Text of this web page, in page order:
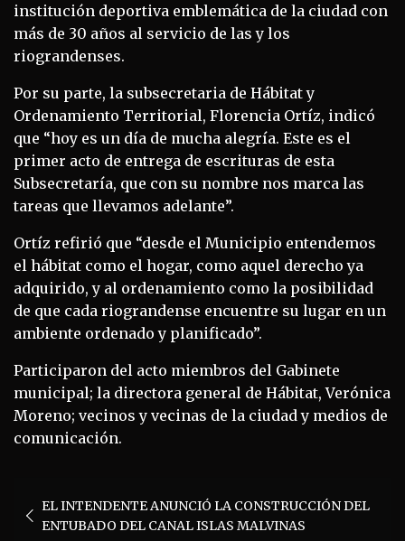
institución deportiva emblemática de la ciudad con
más de 30 años al servicio de las y los
riograndenses.
Por su parte, la subsecretaria de Hábitat y
Ordenamiento Territorial, Florencia Ortíz, indicó
que “hoy es un día de mucha alegría. Este es el
primer acto de entrega de escrituras de esta
Subsecretaría, que con su nombre nos marca las
tareas que llevamos adelante”.
Ortíz refirió que “desde el Municipio entendemos
el hábitat como el hogar, como aquel derecho ya
adquirido, y al ordenamiento como la posibilidad
de que cada riograndense encuentre su lugar en un
ambiente ordenado y planificado”.
Participaron del acto miembros del Gabinete
municipal; la directora general de Hábitat, Verónica
Moreno; vecinos y vecinas de la ciudad y medios de
comunicación.
de EL INTENDENTE ANUNCIÓ LA CONSTRUCCIÓN DEL
ENTUBADO DEL CANAL ISLAS MALVINAS